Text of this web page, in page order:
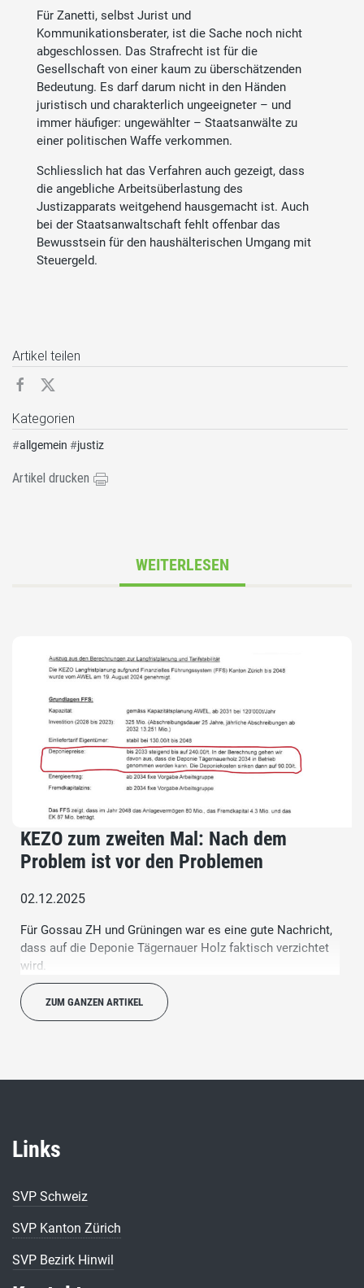
Für Zanetti, selbst Jurist und
Kommunikationsberater, ist die Sache noch nicht
abgeschlossen. Das Strafrecht ist für die
Gesellschaft von einer kaum zu überschätzenden
Bedeutung. Es darf darum nicht in den Händen
juristisch und charakterlich ungeeigneter – und
immer häufiger: ungewählter – Staatsanwälte zu
einer politischen Waffe verkommen.
Schliesslich hat das Verfahren auch gezeigt, dass
die angebliche Arbeitsüberlastung des
Justizapparats weitgehend hausgemacht ist. Auch
bei der Staatsanwaltschaft fehlt offenbar das
Bewusstsein für den haushälterischen Umgang mit
Steuergeld.
Artikel teilen
Kategorien
#allgemein #justiz
Artikel drucken
WEITERLESEN
KEZO zum zweiten Mal: Nach dem
Problem ist vor den Problemen
02.12.2025
Für Gossau ZH und Grüningen war es eine gute Nachricht,
dass auf die Deponie Tägernauer Holz faktisch verzichtet
wird.
ZUM GANZEN ARTIKEL
Links
SVP Schweiz
SVP Kanton Zürich
SVP Bezirk Hinwil